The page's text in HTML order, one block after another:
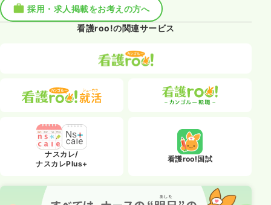
採用・求人掲載をお考えの方へ
看護roo!の関連サービス
ナスカレ/
ナスカレPlus+
看護roo!国試